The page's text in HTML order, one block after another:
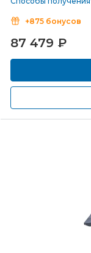
+875 бонусов
87 479 ₽